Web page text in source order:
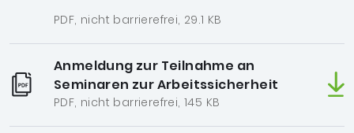
PDF, nicht barrierefrei, 29.1 KB
Anmeldung zur Teilnahme an
Seminaren zur Arbeitssicherheit
PDF, nicht barrierefrei, 145 KB